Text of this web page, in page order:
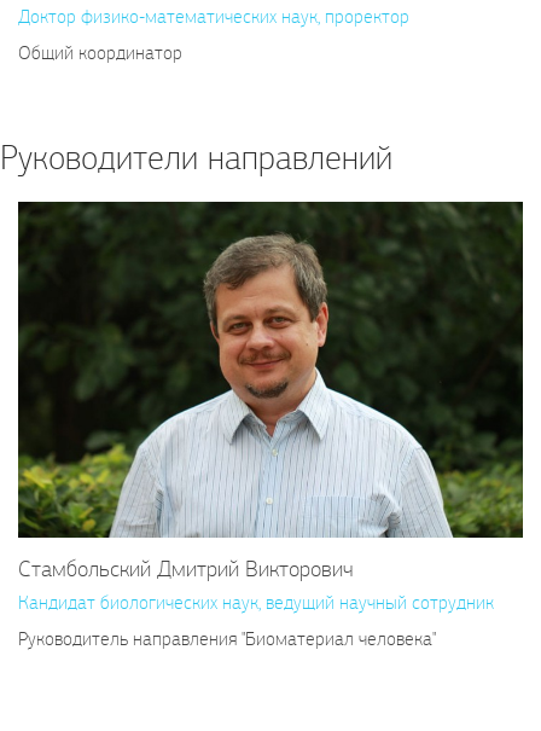
Доктор физико-математических наук, проректор
Общий координатор
Руководители направлений
Стамбольский Дмитрий Викторович
Кандидат биологических наук, ведущий научный сотрудник
Руководитель направления "Биоматериал человека"